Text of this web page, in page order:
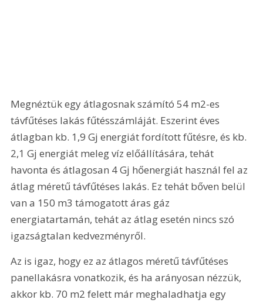
Megnéztük egy átlagosnak számító 54 m2-es
távfűtéses lakás fűtésszámláját. Eszerint éves
átlagban kb. 1,9 Gj energiát fordított fűtésre, és kb.
2,1 Gj energiát meleg víz előállítására, tehát
havonta és átlagosan 4 Gj hőenergiát használ fel az
átlag méretű távfűtéses lakás. Ez tehát bőven belül
van a 150 m3 támogatott áras gáz
energiatartamán, tehát az átlag esetén nincs szó
igazságtalan kedvezményről.
Az is igaz, hogy ez az átlagos méretű távfűtéses
panellakásra vonatkozik, és ha arányosan nézzük,
akkor kb. 70 m2 felett már meghaladhatja egy